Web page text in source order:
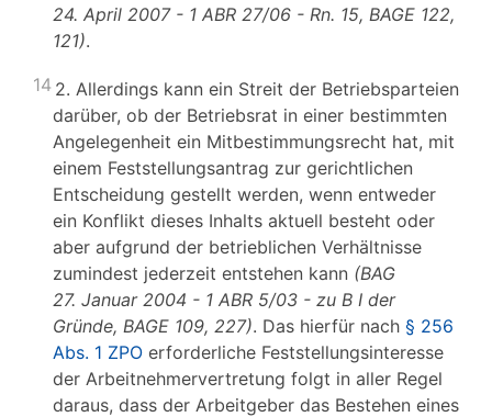
24. April 2007 - 1 ABR 27/06 - Rn. 15, BAGE 122,
121).
14 2. Allerdings kann ein Streit der Betriebsparteien
darüber, ob der Betriebsrat in einer bestimmten
Angelegenheit ein Mitbestimmungsrecht hat, mit
einem Feststellungsantrag zur gerichtlichen
Entscheidung gestellt werden, wenn entweder
ein Konflikt dieses Inhalts aktuell besteht oder
aber aufgrund der betrieblichen Verhältnisse
zumindest jederzeit entstehen kann (BAG
27. Januar 2004 - 1 ABR 5/03 - zu B I der
Gründe, BAGE 109, 227). Das hierfür nach § 256
Abs. 1 ZPO erforderliche Feststellungsinteresse
der Arbeitnehmervertretung folgt in aller Regel
daraus, dass der Arbeitgeber das Bestehen eines